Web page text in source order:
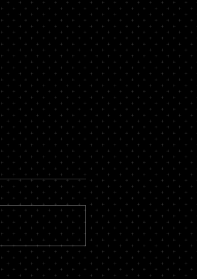
소셜 미디어 유료화 물결 확